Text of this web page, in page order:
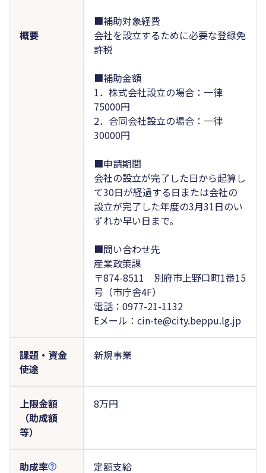
概要
■補助対象経費
会社を設立するために必要な登録免
許税
■補助金額
1．株式会社設立の場合：一律
75000円
2．合同会社設立の場合：一律
30000円
■申請期間
会社の設立が完了した日から起算し
て30日が経過する日または会社の
設立が完了した年度の3月31日のい
ずれか早い日まで。
■問い合わせ先
産業政策課
〒874-8511 別府市上野口町1番15
号（市庁舎4F）
電話：0977-21-1132
Eメール：cin-te@city.beppu.lg.jp
課題・資金
使途
新規事業
上限金額
（助成額
等）
8万円
助成率 定額支給